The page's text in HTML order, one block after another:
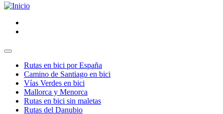
Rutas en bici por España
Camino de Santiago en bici
Vías Verdes en bici
Mallorca y Menorca
Rutas en bici sin maletas
Rutas del Danubio